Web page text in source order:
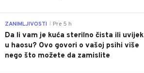
ZANIMLJIVOSTI Pre 5 h
Da li vam je kuća sterilno čista ili uvijek
u haosu? Ovo govori o vašoj psihi više
nego što možete da zamislite